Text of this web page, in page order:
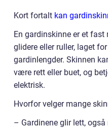
Kort fortalt kan
En gardinskinne er et
glidere eller ruller, laget
gardinlengder. Skinnen
være rett eller buet, og
elektrisk.
Hvorfor velger mange
– Gardinene glir lett,